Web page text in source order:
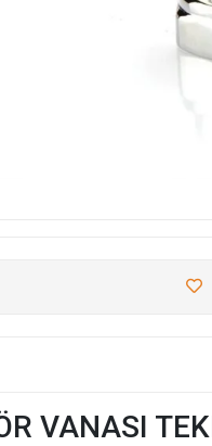
VANASI